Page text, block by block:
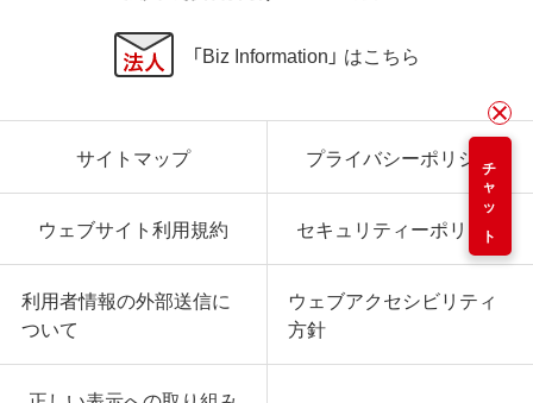
チャット
「Biz Information」 はこちら
サイトマップ プライバシーポリシー
ウェブサイト利用規約 セキュリティーポリシー
利用者情報の外部送信に
ついて
ウェブアクセシビリティ
方針